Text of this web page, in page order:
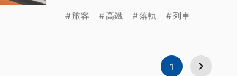
旅客 高鐵 落軌 列車
1